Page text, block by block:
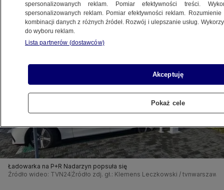
Udostępnij
Ładowarka na P+R Nadarzyn popsuła się
Źródło wideo: TVN24 Źródło zdj. gł.: Klemens Leczkowski /
spersonalizowanych reklam. Pomiar efektywności treści.
spersonalizowanych reklam. Pomiar efektywności reklam.
kombinacji danych z różnych źródeł. Rozwój i ulepszanie usług.
do wyboru reklam.
Lista partnerów (dostawców)
Akceptuję
Pokaż cele